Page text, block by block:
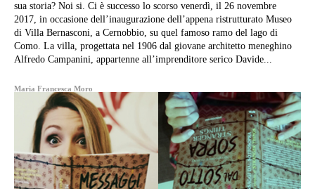
sua storia? Noi si. Ci è successo lo scorso venerdì, il 26 novembre
2017, in occasione dell’inaugurazione dell’appena ristrutturato Museo
di Villa Bernasconi, a Cernobbio, su quel famoso ramo del lago di
Como. La villa, progettata nel 1906 dal giovane architetto meneghino
Alfredo Campanini, appartenne all’imprenditore serico Davide...
Maria Francesca Moro